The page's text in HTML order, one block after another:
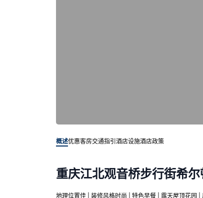
概述优惠客房交通指引 酒店设施酒店政策
重庆江北观音桥步行街希
地理位置佳 | 装修风格时尚 | 特色早餐 | 露天屋顶花园